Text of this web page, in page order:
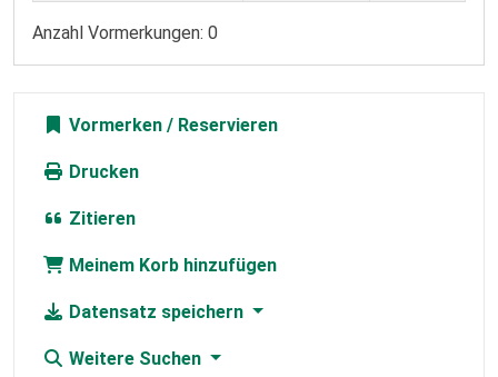
Anzahl Vormerkungen: 0
Vormerken
Drucken
Zitieren
Meinem Korb hinzufügen
Datensatz speichern
Weitere Suchen